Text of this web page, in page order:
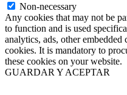
Non-necessary
Any cookies that may not be
to function and is used
analytics, ads, other embedded
cookies. It is mandatory to
these cookies on your website.
GUARDAR Y ACEPTAR